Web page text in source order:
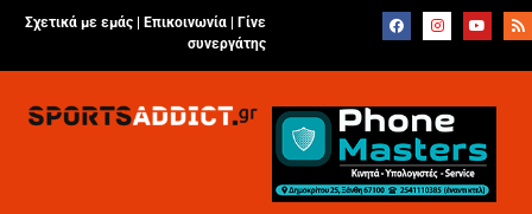
Σχετικά με εμάς | Επικοινωνία
Γίνε
συνεργάτης